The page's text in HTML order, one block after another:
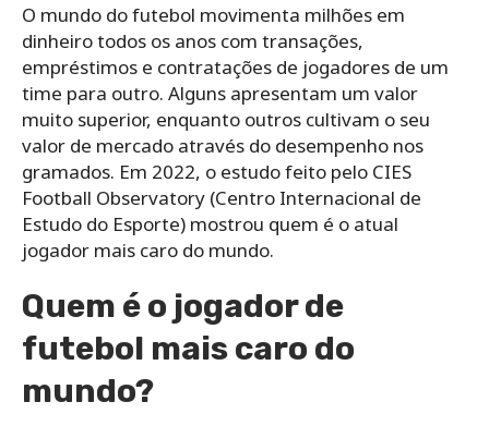
O mundo do futebol movimenta milhões em
dinheiro todos os anos com transações,
empréstimos e contratações de jogadores de um
time para outro. Alguns apresentam um valor
muito superior, enquanto outros cultivam o seu
valor de mercado através do desempenho nos
gramados. Em 2022, o estudo feito pelo CIES
Football Observatory (Centro Internacional de
Estudo do Esporte) mostrou quem é o atual
jogador mais caro do mundo.
Quem é o jogador de
futebol mais caro do
mundo?